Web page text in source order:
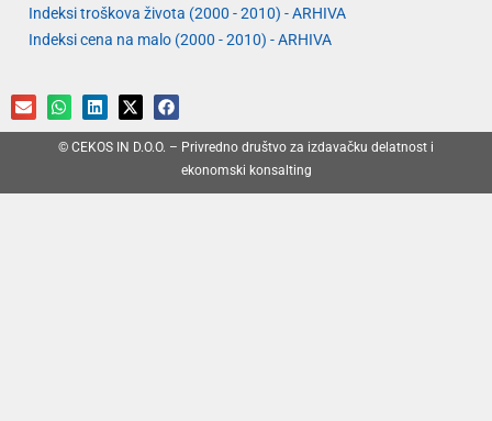
Indeksi troškova života (2000 - 2010) - ARHIVA
Indeksi cena na malo (2000 - 2010) - ARHIVA
© CEKOS IN D.O.O. – Privredno društvo za izdavačku delatnost i
ekonomski konsalting